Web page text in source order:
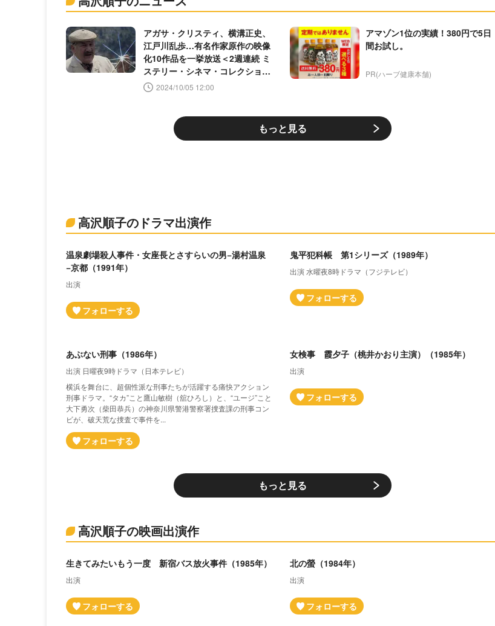
アガサ・クリスティ、横溝正史、
江戸川乱歩…有名作家原作の映像
化10作品を一挙放送＜2週連続 ミ
ステリー・シネマ・コレクション
＞ 2024/10/05 12:00
アマゾン1位の実績！380円で5日
間お試し。
PR(ハーブ健康本舗)
もっと見る
高沢順子のドラマ出演作
温泉劇場殺人事件・女座長とさすらいの男−湯村温泉
−京都（1991年）
出演
鬼平犯科帳 第1シリーズ（1989年）
出演 水曜夜8時ドラマ（フジテレビ）
あぶない刑事（1986年）
出演 日曜夜9時ドラマ（日本テレビ）
横浜を舞台に、超個性派な刑事たちが活躍する痛快アクション
刑事ドラマ。“タカ”こと鷹山敏樹（舘ひろし）と、“ユージ”こと
大下勇次（柴田恭兵）の神奈川県警港警察署捜査課の刑事コン
ビが、破天荒な捜査で事件を...
女検事 霞夕子（桃井かおり主演）（1985年）
出演
もっと見る
高沢順子の映画出演作
生きてみたいもう一度 新宿バス放火事件（1985年）
出演
北の螢（1984年）
出演